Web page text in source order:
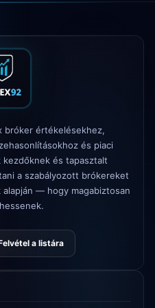
a tőkeáttételi
jutalékmentes
a szabályozói
3d
sebessége most
4d
bróker értékelésekhez,
és piaci
és tapasztalt
a szabályozott brókereket
— hogy magabiztosan
a listára